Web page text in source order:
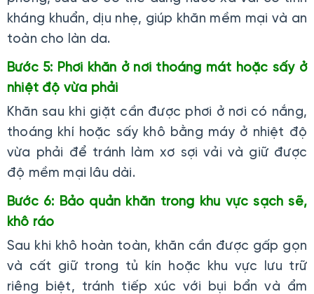
kháng khuẩn, dịu nhẹ, giúp khăn mềm mại và an
toàn cho làn da.
Bước 5: Phơi khăn ở nơi thoáng mát hoặc sấy ở
nhiệt độ vừa phải
Khăn sau khi giặt cần được phơi ở nơi có nắng,
thoáng khí hoặc sấy khô bằng máy ở nhiệt độ
vừa phải để tránh làm xơ sợi vải và giữ được
độ mềm mại lâu dài.
Bước 6: Bảo quản khăn trong khu vực sạch sẽ,
khô ráo
Sau khi khô hoàn toàn, khăn cần được gấp gọn
và cất giữ trong tủ kín hoặc khu vực lưu trữ
riêng biệt, tránh tiếp xúc với bụi bẩn và ẩm